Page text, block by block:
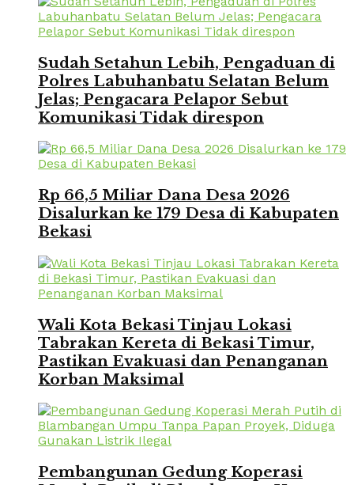
Sudah Setahun Lebih, Pengaduan di
Polres Labuhanbatu Selatan Belum
Jelas; Pengacara Pelapor Sebut
Komunikasi Tidak direspon
Rp 66,5 Miliar Dana Desa 2026
Disalurkan ke 179 Desa di Kabupaten
Bekasi
Wali Kota Bekasi Tinjau Lokasi
Tabrakan Kereta di Bekasi Timur,
Pastikan Evakuasi dan Penanganan
Korban Maksimal
Pembangunan Gedung Koperasi